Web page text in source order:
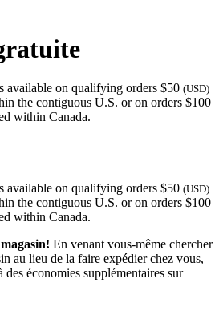
available on qualifying orders $50 (USD)
the contiguous U.S. or on orders $100
within Canada.
available on qualifying orders $50 (USD)
the contiguous U.S. or on orders $100
within Canada.
En venant vous-même chercher
au lieu de la faire expédier chez vous,
économies supplémentaires sur